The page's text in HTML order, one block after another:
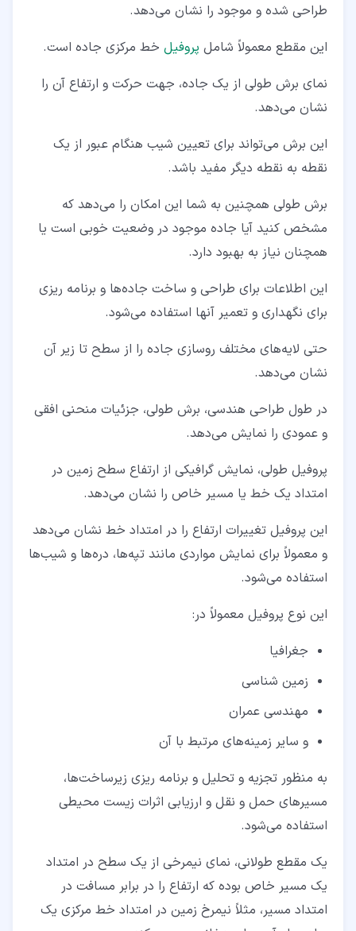
طراحی شده و موجود را نشان می‌دهد.
این مقطع معمولاً شامل پروفیل خط مرکزی جاده است.
نمای برش طولی از یک جاده، جهت حرکت و ارتفاع آن را
نشان می‌دهد.
این برش می‌تواند برای تعیین شیب هنگام عبور از یک
نقطه به نقطه دیگر مفید باشد.
برش طولی همچنین به شما این امکان را می‌دهد که
مشخص کنید آیا جاده موجود در وضعیت خوبی است یا
همچنان نیاز به بهبود دارد.
این اطلاعات برای طراحی و ساخت جاده‌ها و برنامه ‌ریزی
برای نگهداری و تعمیر آنها استفاده می‌شود.
حتی لایه‌های مختلف روسازی جاده را از سطح تا زیر آن
نشان می‌دهد.
در طول طراحی هندسی، برش طولی، جزئیات منحنی افقی
و عمودی را نمایش می‌دهد.
پروفیل طولی، نمایش گرافیکی از ارتفاع سطح زمین در
امتداد یک خط یا مسیر خاص را نشان می‌دهد.
این پروفیل تغییرات ارتفاع را در امتداد خط نشان می‌دهد
و معمولاً برای نمایش مواردی مانند تپه‌ها، دره‌ها و شیب‌ها
استفاده می‌شود.
این نوع پروفیل معمولاً در:
جغرافیا
زمین‌ شناسی
مهندسی عمران
و سایر زمینه‌های مرتبط با آن
به منظور تجزیه و تحلیل و برنامه‌ ریزی زیرساخت‌ها،
مسیرهای حمل و نقل و ارزیابی اثرات زیست ‌محیطی
استفاده می‌شود.
یک مقطع طولانی، نمای نیمرخی از یک سطح در امتداد
یک مسیر خاص بوده که ارتفاع را در برابر مسافت در
امتداد مسیر، مثلاً نیمرخ زمین در امتداد خط مرکزی یک